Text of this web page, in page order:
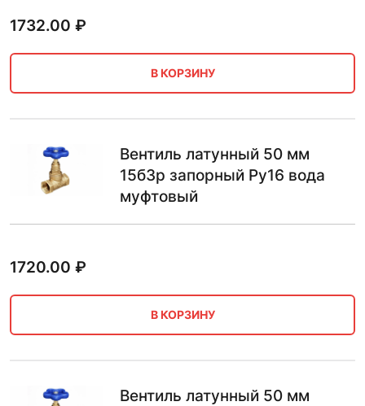
1732.00 ₽
В КОРЗИНУ
Вентиль латунный 50 мм
15б3р запорный Ру16 вода
муфтовый
1720.00 ₽
В КОРЗИНУ
Вентиль латунный 50 мм